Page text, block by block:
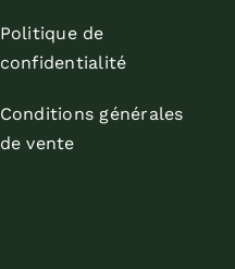
Politique de
confidentialité
Conditions générales
de vente